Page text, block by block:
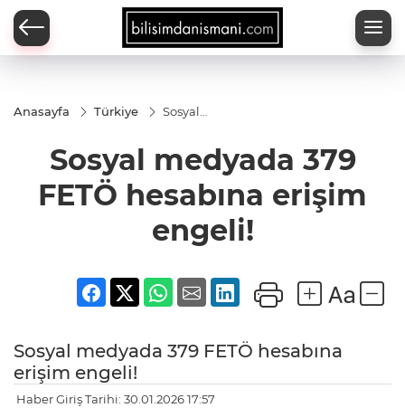
Anasayfa Türkiye
Sosyal
hesabına
erişim
engeli!
Sosyal medyada 379
FETÖ hesabına erişim
engeli!
Sosyal medyada 379 FETÖ hesabına
erişim engeli!
Haber Giriş Tarihi: 30.01.2026 17:57